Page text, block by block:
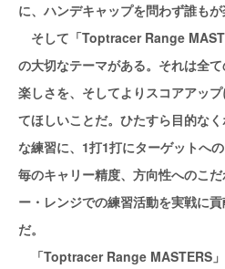
に、ハンデキャップを問わず誰もが
そして「Toptracer Range
の大切なテーマがある。それは全
楽しさを、そしてよりスコアアッ
てほしいことだ。ひたすら目的な
な練習に、1打1打にターゲットへ
毎のキャリー精度、方向性へのこ
ー・レンジでの練習活動を実戦に
だ。
「Toptracer Range MASTERS